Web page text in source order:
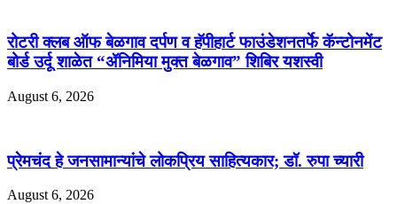
रोटरी क्लब ऑफ बेळगाव दर्पण व हॅपीहार्ट फाउंडेशनतर्फे कॅन्टोनमेंट
बोर्ड उर्दू शाळेत “ॲनिमिया मुक्त बेळगाव” शिबिर यशस्वी
August 6, 2026
प्रेमचंद हे जनसामान्यांचे लोकप्रिय साहित्यकार; डॉ. रुपा च्यारी
August 6, 2026